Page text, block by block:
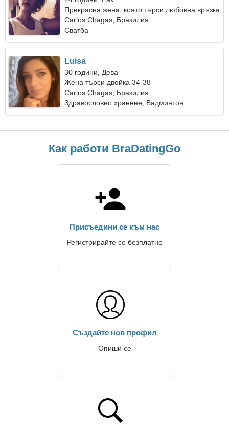
Прекрасна жена, която търси любовна връзка
Carlos Chagas, Бразилия
Сватба
Luisa
30 години, Дева
Жена търси двойка 34-38
Carlos Chagas, Бразилия
Здравословно хранене, Бадминтон
Как работи BraDatingGo
Присъедини се към нас
Регистрирайте се безплатно
Създайте нов профил
Опиши се